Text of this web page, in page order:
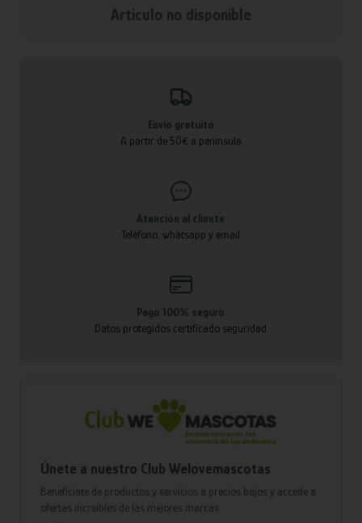
Articulo no disponible
Envío gratuito
A partir de 50€ a península
Atención al cliente
Teléfono, whatsapp y email
Pago 100% seguro
Datos protegidos certificado seguridad
Únete a nuestro Club Welovemascotas
Benefíciate de productos y servicios a precios bajos y accede a
ofertas increíbles de las mejores marcas